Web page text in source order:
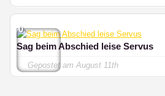
0
Sag beim Abschied leise Servus
Gepostet amAugust 11th